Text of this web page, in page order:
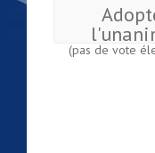
(pas de vote